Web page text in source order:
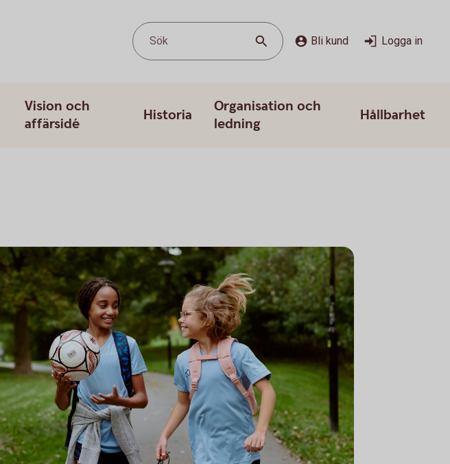
Sök Bli kund Logga in
Vision och
affärsidé
Historia
Organisation och
ledning
Hållbarhet